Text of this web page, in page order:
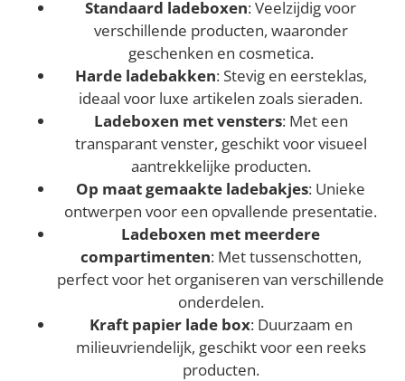
Standaard ladeboxen: Veelzijdig voor
verschillende producten, waaronder
geschenken en cosmetica.
Harde ladebakken: Stevig en eersteklas,
ideaal voor luxe artikelen zoals sieraden.
Ladeboxen met vensters: Met een
transparant venster, geschikt voor visueel
aantrekkelijke producten.
Op maat gemaakte ladebakjes: Unieke
ontwerpen voor een opvallende presentatie.
Ladeboxen met meerdere
compartimenten: Met tussenschotten,
perfect voor het organiseren van verschillende
onderdelen.
Kraft papier lade box: Duurzaam en
milieuvriendelijk, geschikt voor een reeks
producten.